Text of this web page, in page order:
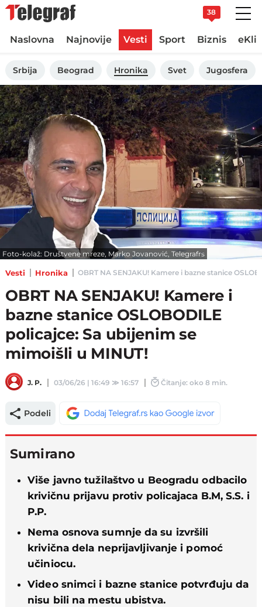
38
Naslovna Najnovije Vesti Sport Biznis
Srbija Beograd Hronika Svet Jugosfera
Foto-kolaž: Društvene mreze, Marko Jovanović, Telegrafrs
Vesti Hronika OBRT NA SENJAKU! Kamere i bazne stanice
OBRT NA SENJAKU! Kamere i
bazne stanice OSLOBODILE
policajce: Sa ubijenim se
mimoišli u MINUT!
J. P. 03/06/26 | 16:49 ≫16:57 Čitanje: oko 8 min.
Podeli
Sumirano
Više javno tužilaštvo u Beogradu odbacilo
krivičnu prijavu protiv policajaca B.M, S.S. i
P.P.
Nema osnova sumnje da su izvršili
krivična dela neprijavljivanje i pomoć
učiniocu.
Video snimci i bazne stanice potvrđuju da
nisu bili na mestu ubistva.